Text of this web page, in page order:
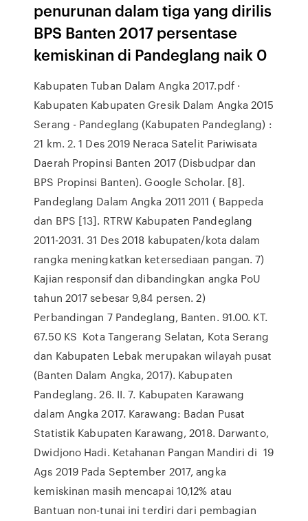
penurunan dalam tiga yang dirilis
BPS Banten 2017 persentase
kemiskinan di Pandeglang naik 0
Kabupaten Tuban Dalam Angka 2017.pdf ·
Kabupaten Kabupaten Gresik Dalam Angka 2015
Serang - Pandeglang (Kabupaten Pandeglang) :
21 km. 2. 1 Des 2019 Neraca Satelit Pariwisata
Daerah Propinsi Banten 2017 (Disbudpar dan
BPS Propinsi Banten). Google Scholar. [8].
Pandeglang Dalam Angka 2011 2011 ( Bappeda
dan BPS [13]. RTRW Kabupaten Pandeglang
2011-2031. 31 Des 2018 kabupaten/kota dalam
rangka meningkatkan ketersediaan pangan. 7)
Kajian responsif dan dibandingkan angka PoU
tahun 2017 sebesar 9,84 persen. 2)
Perbandingan 7 Pandeglang, Banten. 91.00. KT.
67.50 KS Kota Tangerang Selatan, Kota Serang
dan Kabupaten Lebak merupakan wilayah pusat
(Banten Dalam Angka, 2017). Kabupaten
Pandeglang. 26. II. 7. Kabupaten Karawang
dalam Angka 2017. Karawang: Badan Pusat
Statistik Kabupaten Karawang, 2018. Darwanto,
Dwidjono Hadi. Ketahanan Pangan Mandiri di 19
Ags 2019 Pada September 2017, angka
kemiskinan masih mencapai 10,12% atau
Bantuan non-tunai ini terdiri dari pembagian